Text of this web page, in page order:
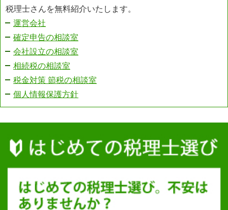
税理士さんを無料紹介いたします。
運営会社
確定申告の相談室
会社設立の相談室
相続税の相談室
税金対策 節税の相談室
個人情報保護方針